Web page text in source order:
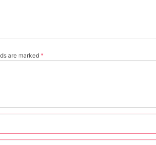
are marked *